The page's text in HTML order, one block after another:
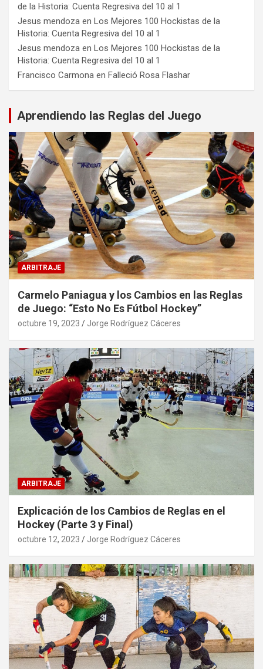
de la Historia: Cuenta Regresiva del 10 al 1
Jesus mendoza en Los Mejores 100 Hockistas de la
Historia: Cuenta Regresiva del 10 al 1
Jesus mendoza en Los Mejores 100 Hockistas de la
Historia: Cuenta Regresiva del 10 al 1
Francisco Carmona en Falleció Rosa Flashar
Aprendiendo las Reglas del Juego
ARBITRAJE
Carmelo Paniagua y los Cambios en las Reglas
de Juego: “Esto No Es Fútbol Hockey”
octubre 19, 2023 Jorge Rodríguez Cáceres
ARBITRAJE
Explicación de los Cambios de Reglas en el
Hockey (Parte 3 y Final)
octubre 12, 2023 Jorge Rodríguez Cáceres